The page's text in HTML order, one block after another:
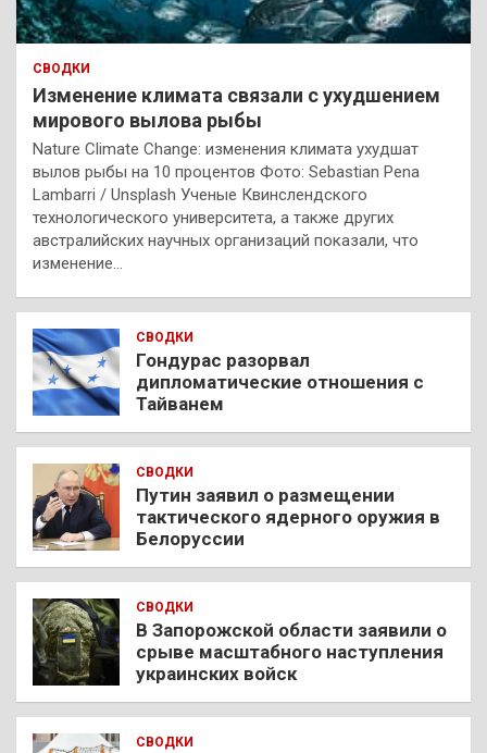
СВОДКИ
Изменение климата связали с ухудшением
мирового вылова рыбы
Nature Climate Change: изменения климата ухудшат
вылов рыбы на 10 процентов Фото: Sebastian Pena
Lambarri / Unsplash Ученые Квинслендского
технологического университета, а также других
австралийских научных организаций показали, что
изменение…
СВОДКИ
Гондурас разорвал
дипломатические отношения с
Тайванем
СВОДКИ
Путин заявил о размещении
тактического ядерного оружия в
Белоруссии
СВОДКИ
В Запорожской области заявили о
срыве масштабного наступления
украинских войск
СВОДКИ